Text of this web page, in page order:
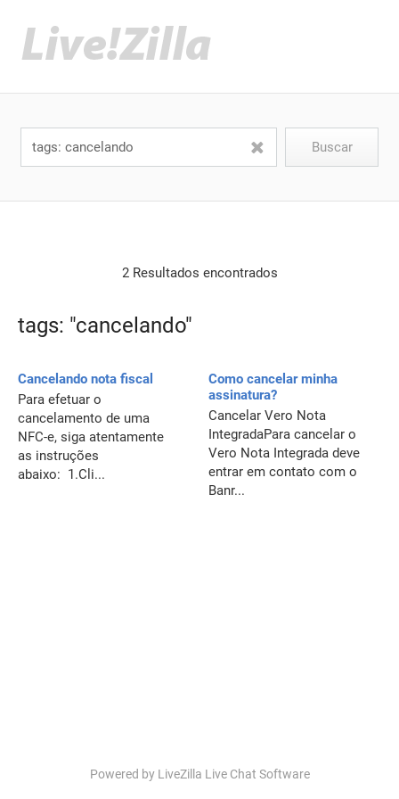
2 Resultados encontrados
tags: "cancelando"
Cancelando nota fiscal
Para efetuar o
cancelamento de uma
NFC-e, siga atentamente
as instruções
abaixo: 1.Cli...
Como cancelar minha
assinatura?
Cancelar Vero Nota
IntegradaPara cancelar o
Vero Nota Integrada deve
entrar em contato com o
Banr...
Powered by LiveZilla Live Chat Software